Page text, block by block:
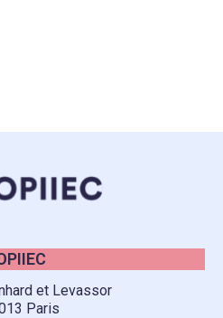
et Levassor
Paris